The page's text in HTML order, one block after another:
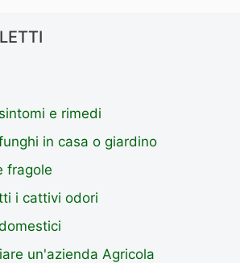
e rimedi
in casa o giardino
fragole
i cattivi odori
un'azienda Agricola